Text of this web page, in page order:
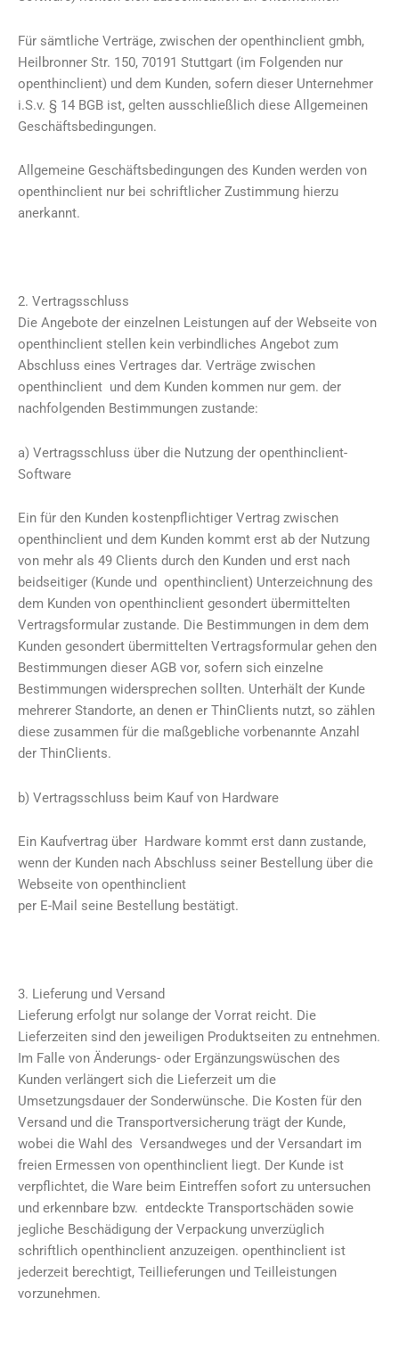
Für sämtliche Verträge, zwischen der openthinclient gmbh,
Heilbronner Str. 150, 70191 Stuttgart (im Folgenden nur
openthinclient) und dem Kunden, sofern dieser Unternehmer
i.S.v. § 14 BGB ist, gelten ausschließlich diese Allgemeinen
Geschäftsbedingungen.
Allgemeine Geschäftsbedingungen des Kunden werden von
openthinclient nur bei schriftlicher Zustimmung hierzu
anerkannt.
2. Vertragsschluss
Die Angebote der einzelnen Leistungen auf der Webseite von
openthinclient stellen kein verbindliches Angebot zum
Abschluss eines Vertrages dar. Verträge zwischen
openthinclient und dem Kunden kommen nur gem. der
nachfolgenden Bestimmungen zustande:
a) Vertragsschluss über die Nutzung der openthinclient-
Software
Ein für den Kunden kostenpflichtiger Vertrag zwischen
openthinclient und dem Kunden kommt erst ab der Nutzung
von mehr als 49 Clients durch den Kunden und erst nach
beidseitiger (Kunde und openthinclient) Unterzeichnung des
dem Kunden von openthinclient gesondert übermittelten
Vertragsformular zustande. Die Bestimmungen in dem dem
Kunden gesondert übermittelten Vertragsformular gehen den
Bestimmungen dieser AGB vor, sofern sich einzelne
Bestimmungen widersprechen sollten. Unterhält der Kunde
mehrerer Standorte, an denen er ThinClients nutzt, so zählen
diese zusammen für die maßgebliche vorbenannte Anzahl
der ThinClients.
b) Vertragsschluss beim Kauf von Hardware
Ein Kaufvertrag über Hardware kommt erst dann zustande,
wenn der Kunden nach Abschluss seiner Bestellung über die
Webseite von openthinclient
per E-Mail seine Bestellung bestätigt.
3. Lieferung und Versand
Lieferung erfolgt nur solange der Vorrat reicht. Die
Lieferzeiten sind den jeweiligen Produktseiten zu entnehmen.
Im Falle von Änderungs- oder Ergänzungswüschen des
Kunden verlängert sich die Lieferzeit um die
Umsetzungsdauer der Sonderwünsche. Die Kosten für den
Versand und die Transportversicherung trägt der Kunde,
wobei die Wahl des Versandweges und der Versandart im
freien Ermessen von openthinclient liegt. Der Kunde ist
verpflichtet, die Ware beim Eintreffen sofort zu untersuchen
und erkennbare bzw. entdeckte Transportschäden sowie
jegliche Beschädigung der Verpackung unverzüglich
schriftlich openthinclient anzuzeigen. openthinclient ist
jederzeit berechtigt, Teillieferungen und Teilleistungen
vorzunehmen.